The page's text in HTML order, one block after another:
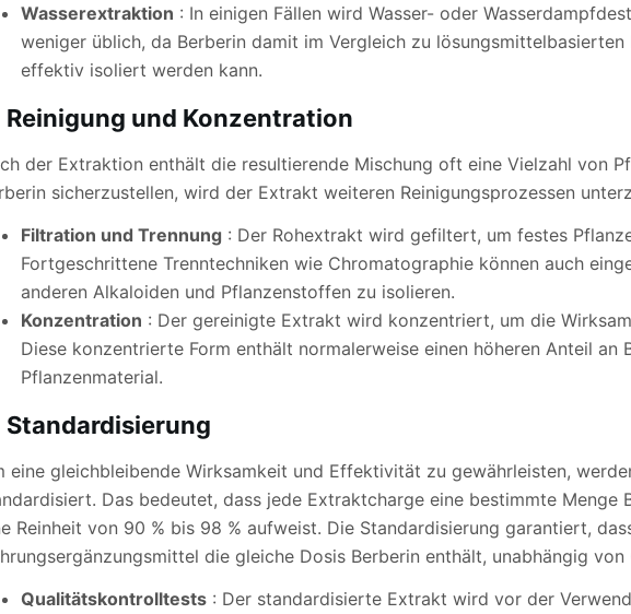
Wasserextraktion : In einigen Fällen wird Wasser- oder
weniger üblich, da Berberin damit im Vergleich zu
effektiv isoliert werden kann.
Reinigung und Konzentration
der Extraktion enthält die resultierende Mischung oft eine Vielzahl von
sicherzustellen, wird der Extrakt weiteren Reinigungsprozessen
Filtration und Trennung: Der Rohextrakt wird gefiltert, um festes
Fortgeschrittene Trenntechniken wie Chromatographie können auch
anderen Alkaloiden und Pflanzenstoffen zu isolieren.
Konzentration : Der gereinigte Extrakt wird konzentriert, um die
Diese konzentrierte Form enthält normalerweise einen höheren Anteil an
Pflanzenmaterial.
Standardisierung
eine gleichbleibende Wirksamkeit und Effektivität zu gewährleisten,
Das bedeutet, dass jede Extraktcharge eine bestimmte Menge
Reinheit von 90 % bis 98 % aufweist. Die Standardisierung garantiert,
die gleiche Dosis Berberin enthält, unabhängig von
Qualitätskontrolltests: Der standardisierte Extrakt wird vor der